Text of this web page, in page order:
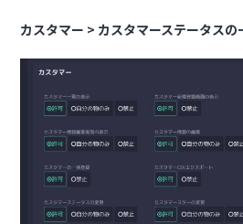
カスタマー > カスタマーステータスの